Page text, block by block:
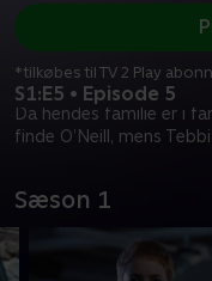
S1:E5 • Episode 5
Da hendes familie er i
finde O’Neill, mens
*tilkøbes til TV 2 Play
Sæson 1